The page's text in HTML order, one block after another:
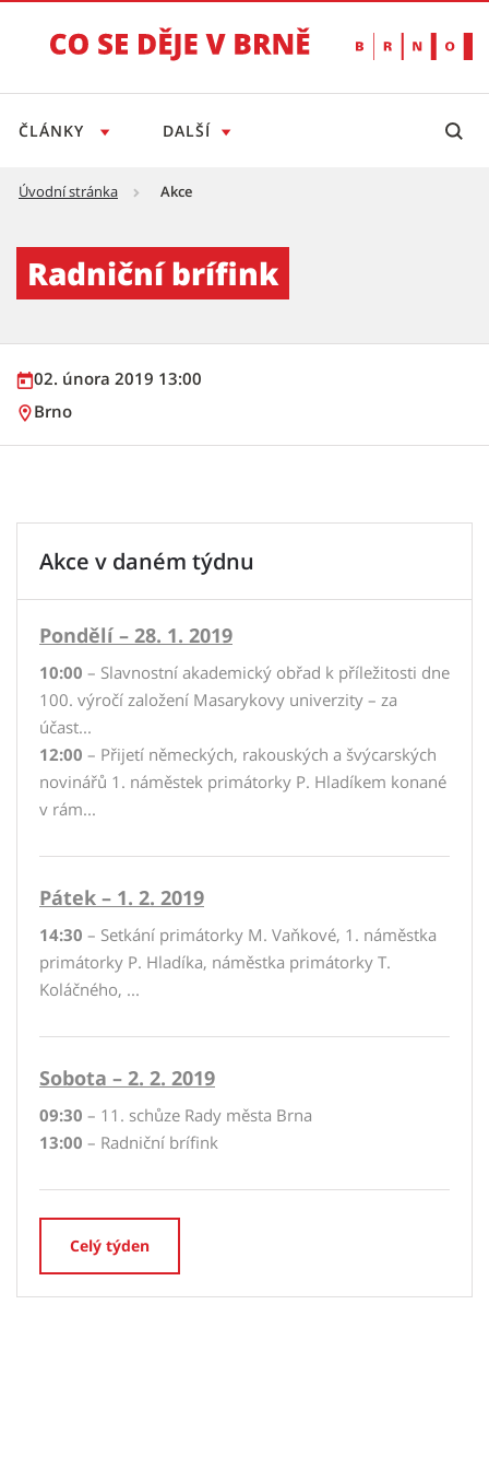
ČLÁNKY DALŠÍ
Úvodní stránka Akce
Radniční brífink
02. února 2019 13:00
Brno
Akce v daném týdnu
Pondělí – 28. 1. 2019
10:00 – Slavnostní akademický obřad k příležitosti dne
100. výročí založení Masarykovy univerzity – za
účast...
12:00 – Přijetí německých, rakouských a švýcarských
novinářů 1. náměstek primátorky P. Hladíkem konané
v rám...
Pátek – 1. 2. 2019
14:30 – Setkání primátorky M. Vaňkové, 1. náměstka
primátorky P. Hladíka, náměstka primátorky T.
Koláčného, ...
Sobota – 2. 2. 2019
09:30 – 11. schůze Rady města Brna
13:00 – Radniční brífink
Celý týden